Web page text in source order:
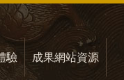
驗 成果網站資源